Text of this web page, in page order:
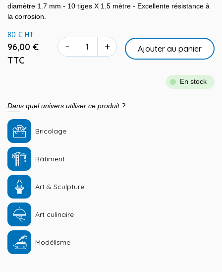
diamètre 1.7 mm - 10 tiges X 1.5 mètre - Excellente résistance à
la corrosion.
80 € HT
96,00 €
TTC
- + Ajouter au panier
En stock
Dans quel univers utiliser ce produit ?
Bricolage
Bâtiment
Art & Sculpture
Art culinaire
Modélisme